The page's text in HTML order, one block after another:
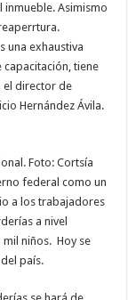
inmueble. Asimismo
una exhaustiva
tiene
el director de
Hernández Ávila.
Foto: Cortsía
federal como un
a los trabajadores
a nivel
niños. Hoy se
país.